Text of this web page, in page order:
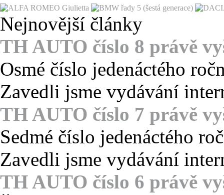
Nejnovější články
TH AUTO číslo 8 právě
Osmé číslo jedenáctého
Zavedli jsme vydávání
TH AUTO číslo 7 právě
Sedmé číslo jedenáctého
Zavedli jsme vydávání
TH AUTO číslo 6 právě